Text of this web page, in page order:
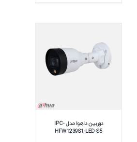
دوربین داهوا مدل IPC-
HFW1239S1-LED-S5